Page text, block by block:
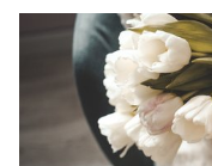
vulkanskih otokov,
počitniški
tokrat
poseljenega med
najbolj koristne
prebivalci, smo